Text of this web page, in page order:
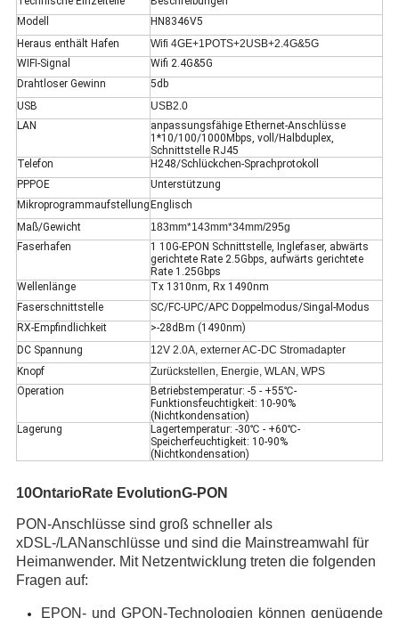
Modell
HN8346V5
Heraus enthält Hafen
Wifi 4GE+1POTS+2USB+2.4G&5G
WIFI-Signal
Wifi 2.4G&5G
Drahtloser Gewinn
5db
USB
USB2.0
LAN
anpassungsfähige Ethernet-Anschlüsse
1*10/100/1000Mbps, voll/Halbduplex,
Schnittstelle RJ45
Telefon
H248/Schlückchen-Sprachprotokoll
PPPOE
Unterstützung
Mikroprogrammaufstellung Englisch
Maß/Gewicht
183mm*143mm*34mm/295g
Faserhafen
1 10G-EPON Schnittstelle, Inglefaser, abwärts
gerichtete Rate 2.5Gbps, aufwärts gerichtete
Rate 1.25Gbps
Wellenlänge
Tx 1310nm, Rx 1490nm
Faserschnittstelle
SC/FC-UPC/APC Doppelmodus/Singal-Modus
RX-Empfindlichkeit
>-28dBm (1490nm)
DC Spannung
12V 2.0A, externer AC-DC Stromadapter
Knopf
Zurückstellen, Energie, WLAN, WPS
Operation
Betriebstemperatur: -5 - +55℃-
Funktionsfeuchtigkeit: 10-90%
(Nichtkondensation)
Lagerung
Lagertemperatur: -30℃ - +60℃-
Speicherfeuchtigkeit: 10-90%
(Nichtkondensation)
10OntarioRate EvolutionG-PON
PON-Anschlüsse sind groß schneller als
xDSL-/LANanschlüsse und sind die Mainstreamwahl für
Heimanwender. Mit Netzentwicklung treten die folgenden
Fragen auf:
EPON- und GPON-Technologien können genügende